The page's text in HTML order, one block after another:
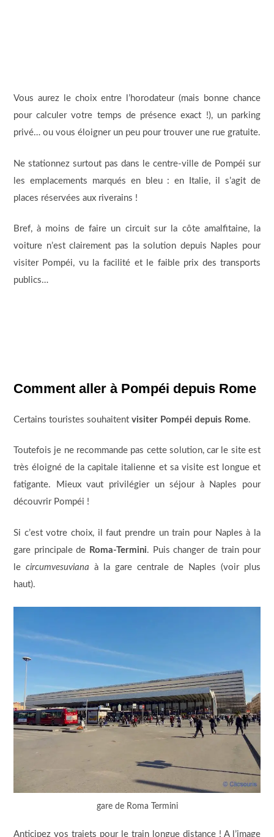
Vous aurez le choix entre l’horodateur (mais bonne chance
pour calculer votre temps de présence exact !), un parking
privé… ou vous éloigner un peu pour trouver une rue gratuite.
Ne stationnez surtout pas dans le centre-ville de Pompéi sur
les emplacements marqués en bleu : en Italie, il s’agit de
places réservées aux riverains !
Bref, à moins de faire un circuit sur la côte amalfitaine, la
voiture n’est clairement pas la solution depuis Naples pour
visiter Pompéi, vu la facilité et le faible prix des transports
publics…
Comment aller à Pompéi depuis Rome
Certains touristes souhaitent visiter Pompéi depuis Rome.
Toutefois je ne recommande pas cette solution, car le site est
très éloigné de la capitale italienne et sa visite est longue et
fatigante. Mieux vaut privilégier un séjour à Naples pour
découvrir Pompéi !
Si c’est votre choix, il faut prendre un train pour Naples à la
gare principale de Roma-Termini. Puis changer de train pour
le circumvesuviana à la gare centrale de Naples (voir plus
haut).
gare de Roma Termini
Anticipez vos trajets pour le train longue distance ! A l’image